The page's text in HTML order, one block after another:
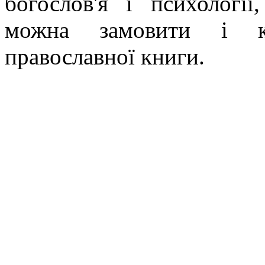
можна замовити і
православної книги.